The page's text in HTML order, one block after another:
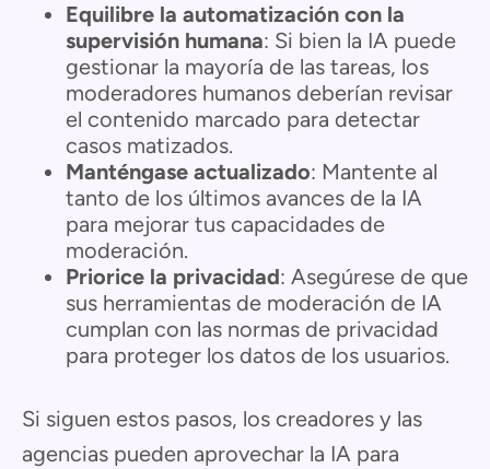
Equilibre la automatización con la
supervisión humana: Si bien la IA puede
gestionar la mayoría de las tareas, los
moderadores humanos deberían revisar
el contenido marcado para detectar
casos matizados.
Manténgase actualizado: Mantente al
tanto de los últimos avances de la IA
para mejorar tus capacidades de
moderación.
Priorice la privacidad: Asegúrese de que
sus herramientas de moderación de IA
cumplan con las normas de privacidad
para proteger los datos de los usuarios.
Si siguen estos pasos, los creadores y las
agencias pueden aprovechar la IA para